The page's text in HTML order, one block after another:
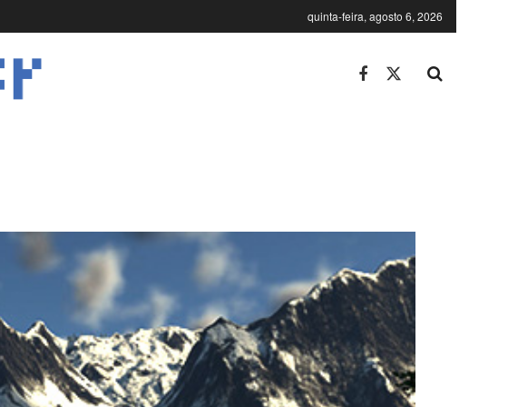
quinta-feira, agosto 6, 2026